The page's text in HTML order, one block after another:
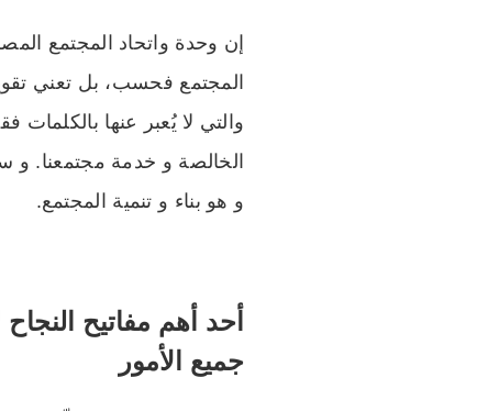
إن وحدة واتحاد المجتمع
المجتمع فحسب، بل تعني
والتي لا يُعبر عنها
الخالصة و خدمة مجتمعنا. و
و هو بناء و تنمية المجتمع.
أحد أهم مفاتيح
جميع الأمور